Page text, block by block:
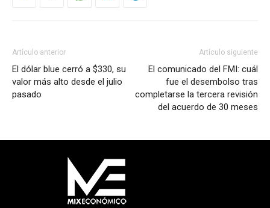
Artículo anterior
El dólar blue cerró a $330, su
valor más alto desde el julio
pasado
Artículo siguiente
El comunicado del FMI: cuál
fue el desembolso tras
completarse la tercera revisión
del acuerdo de 30 meses